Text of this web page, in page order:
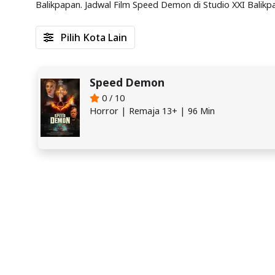
Balikpapan. Jadwal Film Speed Demon di Studio XXI
Speed Demon
0 / 10
Horror | Remaja 13+ | 96 Min
Pilih Kota Lain